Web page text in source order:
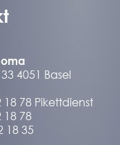
4051 Basel
18 78 Pikettdienst
18 78
18 35